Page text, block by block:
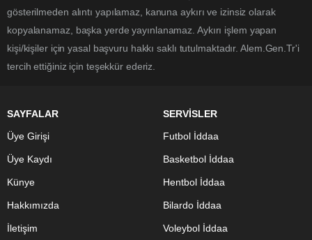
gösterilmeden alıntı yapılamaz, kanuna aykırı ve izinsiz olarak
kopyalanamaz, başka yerde yayınlanamaz. Aykırı işlem yapan
kişi/kişiler için yasal başvuru hakkı saklı tutulmaktadır. Alem.Gen.Tr'i
tercih ettiğiniz için teşekkür ederiz.
SAYFALAR
Üye Girişi
Üye Kaydı
Künye
Hakkımızda
İletişim
SERVİSLER
Futbol İddaa
Basketbol İddaa
Hentbol İddaa
Bilardo İddaa
Voleybol İddaa